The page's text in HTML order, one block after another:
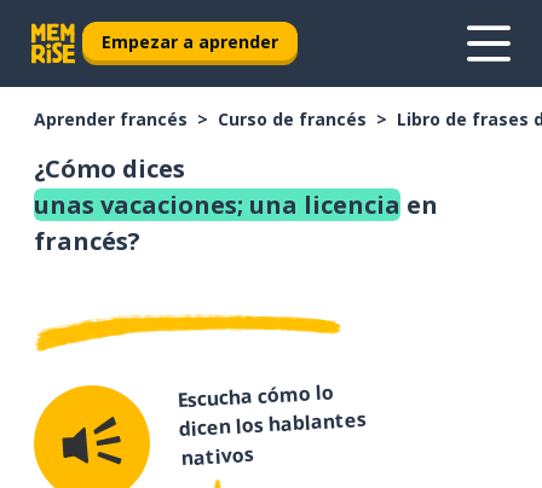
Empezar a aprender
Aprender francés Curso de francés Libro de frases
¿Cómo dices
unas vacaciones; una licencia en
francés?
Escucha cómo lo
dicen los hablantes
nativos